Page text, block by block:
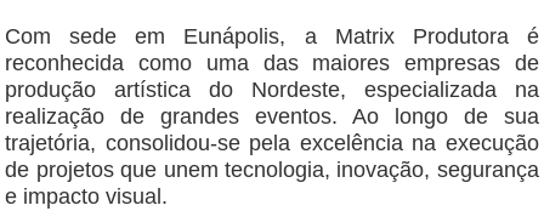
Com sede em Eunápolis, a Matrix Produtora é
reconhecida como uma das maiores empresas de
produção artística do Nordeste, especializada na
realização de grandes eventos. Ao longo de sua
trajetória, consolidou-se pela excelência na execução
de projetos que unem tecnologia, inovação, segurança
e impacto visual.